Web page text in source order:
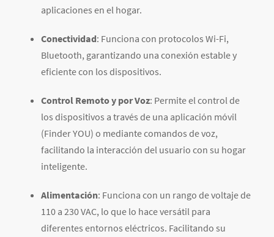
aplicaciones en el hogar.
Conectividad: Funciona con protocolos Wi-Fi,
Bluetooth, garantizando una conexión estable y
eficiente con los dispositivos.
Control Remoto y por Voz: Permite el control de
los dispositivos a través de una aplicación móvil
(Finder YOU) o mediante comandos de voz,
facilitando la interacción del usuario con su hogar
inteligente.
Alimentación: Funciona con un rango de voltaje de
110 a 230 VAC, lo que lo hace versátil para
diferentes entornos eléctricos. Facilitando su